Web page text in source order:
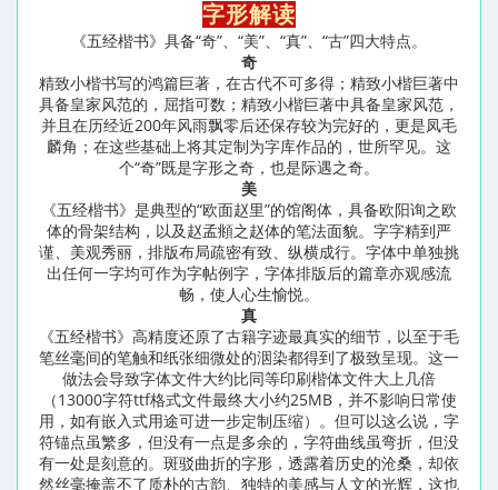
字形解读
《五经楷书》具备“奇”、“美”、“真”、“古”四大特点。
奇
精致小楷书写的鸿篇巨著，在古代不可多得；精致小楷巨著中
具备皇家风范的，屈指可数；精致小楷巨著中具备皇家风范，
并且在历经近200年风雨飘零后还保存较为完好的，更是凤毛
麟角；在这些基础上将其定制为字库作品的，世所罕见。这
个“奇”既是字形之奇，也是际遇之奇。
美
《五经楷书》是典型的“欧面赵里”的馆阁体，具备欧阳询之欧
体的骨架结构，以及赵孟頫之赵体的笔法面貌。字字精到严
谨、美观秀丽，排版布局疏密有致、纵横成行。字体中单独挑
出任何一字均可作为字帖例字，字体排版后的篇章亦观感流
畅，使人心生愉悦。
真
《五经楷书》高精度还原了古籍字迹最真实的细节，以至于毛
笔丝毫间的笔触和纸张细微处的洇染都得到了极致呈现。这一
做法会导致字体文件大约比同等印刷楷体文件大上几倍
（13000字符ttf格式文件最终大小约25MB，并不影响日常使
用，如有嵌入式用途可进一步定制压缩）。但可以这么说，字
符锚点虽繁多，但没有一点是多余的，字符曲线虽弯折，但没
有一处是刻意的。斑驳曲折的字形，透露着历史的沧桑，却依
然丝毫掩盖不了质朴的古韵、独特的美感与人文的光辉，这也